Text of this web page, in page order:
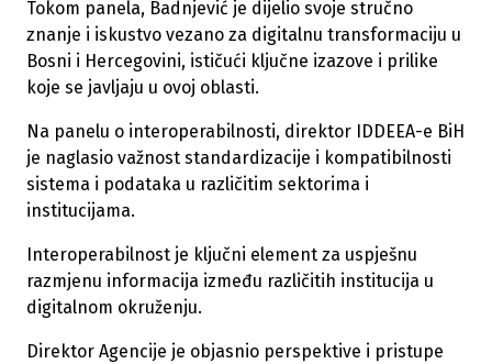
Tokom panela, Badnjević je dijelio svoje stručno
znanje i iskustvo vezano za digitalnu transformaciju u
Bosni i Hercegovini, ističući ključne izazove i prilike
koje se javljaju u ovoj oblasti.
Na panelu o interoperabilnosti, direktor IDDEEA-e BiH
je naglasio važnost standardizacije i kompatibilnosti
sistema i podataka u različitim sektorima i
institucijama.
Interoperabilnost je ključni element za uspješnu
razmjenu informacija između različitih institucija u
digitalnom okruženju.
Direktor Agencije je objasnio perspektive i pristupe